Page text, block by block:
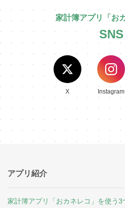
家計簿アプリ「お
SNS
X Instagram
アプリ紹介
家計簿アプリ「おカネレコ」を使う3